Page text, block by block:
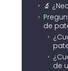
5 🔬
5
de
5
5
de